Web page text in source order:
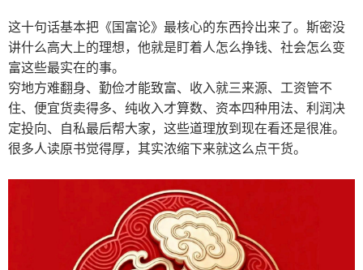
这十句话基本把《国富论》最核心的东西拎出来了。斯密没
讲什么高大上的理想，他就是盯着人怎么挣钱、社会怎么变
富这些最实在的事。
穷地方难翻身、勤俭才能致富、收入就三来源、工资管不
住、便宜货卖得多、纯收入才算数、资本四种用法、利润决
定投向、自私最后帮大家，这些道理放到现在看还是很准。
很多人读原书觉得厚，其实浓缩下来就这么点干货。